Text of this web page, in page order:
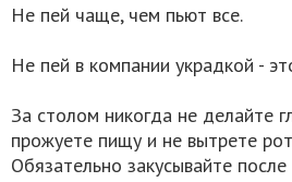
Не пей чаще, чем пьют все.
Не пей в компании украдкой -
За столом никогда не делайте
прожуете пищу и не вытрете
Обязательно закусывайте